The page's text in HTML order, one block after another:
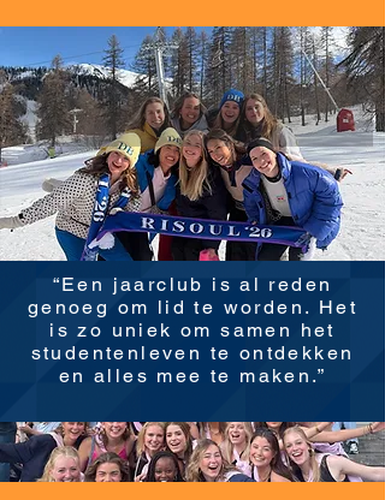
“Een jaarclub is al reden
genoeg om lid te worden. Het
is zo uniek om samen het
studentenleven te ontdekken
en alles mee te maken.”